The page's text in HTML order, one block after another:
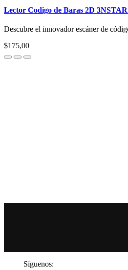
Lector Codigo de Baras 2D
Descubre el innovador escáner de
$175,00
Síguenos: